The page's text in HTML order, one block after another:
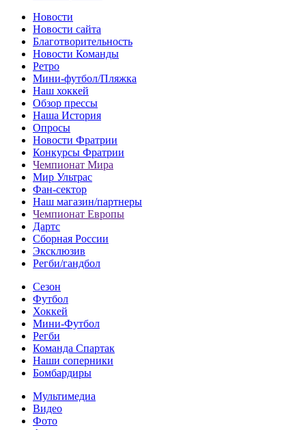
Новости
Новости сайта
Благотворительность
Новости Команды
Ретро
Мини-футбол/Пляжка
Наш хоккей
Обзор прессы
Наша История
Опросы
Новости Фратрии
Конкурсы Фратрии
Чемпионат Мира
Мир Ультрас
Фан-cектор
Наш магазин/партнеры
Чемпионат Европы
Дартс
Сборная России
Эксклюзив
Регби/гандбол
Сезон
Футбол
Хоккей
Мини-Футбол
Регби
Команда Спартак
Наши соперники
Бомбардиры
Мультимедиа
Видео
Фото